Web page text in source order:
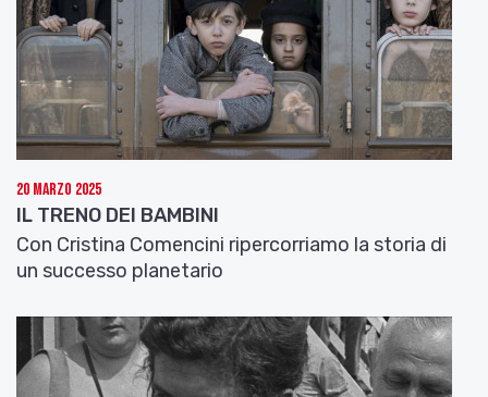
20 Marzo 2025
IL TRENO DEI BAMBINI
Con Cristina Comencini ripercorriamo la storia di
un successo planetario